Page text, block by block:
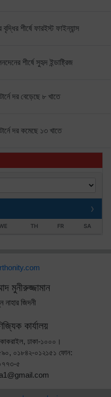
শীর্ষে ফারইস্ট ফাইন্যান্স
শীর্ষে সুহৃদ ইন্ডাষ্ট্রিজ
দর বেড়েছে ৮ খাতে
দর কমেছে ১৩ খাতে
›
TH FR SA
মুনীরুজ্জামান
জিদনী
কার্যালয়
ঢাকা-১০০০।
০১৮৪২-০১২১৫১ ফোন:
৫